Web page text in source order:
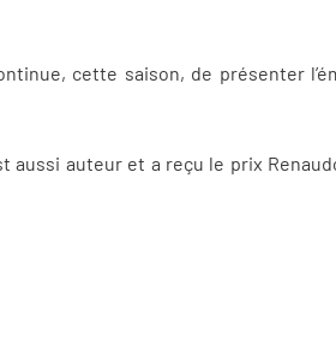
cette saison, de présenter
aussi auteur et a reçu le prix